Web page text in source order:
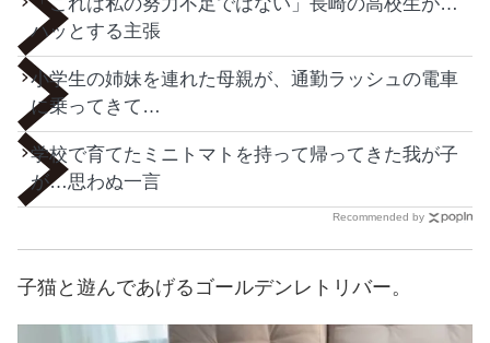
ハッとする主張
小学生の姉妹を連れた母親が、通勤ラッシュの電車
に乗ってきて…
学校で育てたミニトマトを持って帰ってきた我が子
が…思わぬ一言
Recommended by
子猫と遊んであげるゴールデンレトリバー。